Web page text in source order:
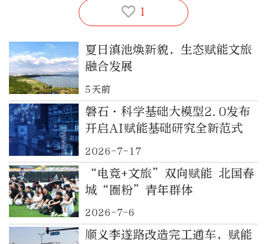
1
夏日滇池焕新貌，生态赋能文旅
融合发展
5天前
磐石·科学基础大模型2.0发布
开启AI赋能基础研究全新范式
2026-7-17
“电竞+文旅”双向赋能 北国春
城“圈粉”青年群体
2026-7-6
顺义李遂路改造完工通车，赋能